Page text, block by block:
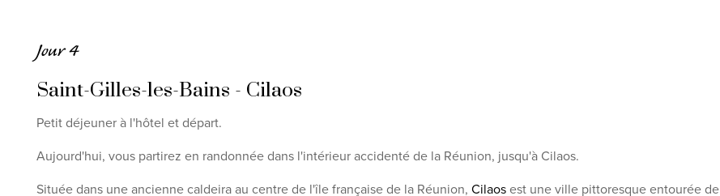
Jour 4
Saint-Gilles-les-Bains - Cilaos
Petit déjeuner à l'hôtel et départ.
Aujourd'hui, vous partirez en randonnée dans l'intérieur accidenté de la Réunion, jusqu'à Cilaos.
Située dans une ancienne caldeira au centre de l'île française de la Réunion, Cilaosest une ville pittoresque entourée de